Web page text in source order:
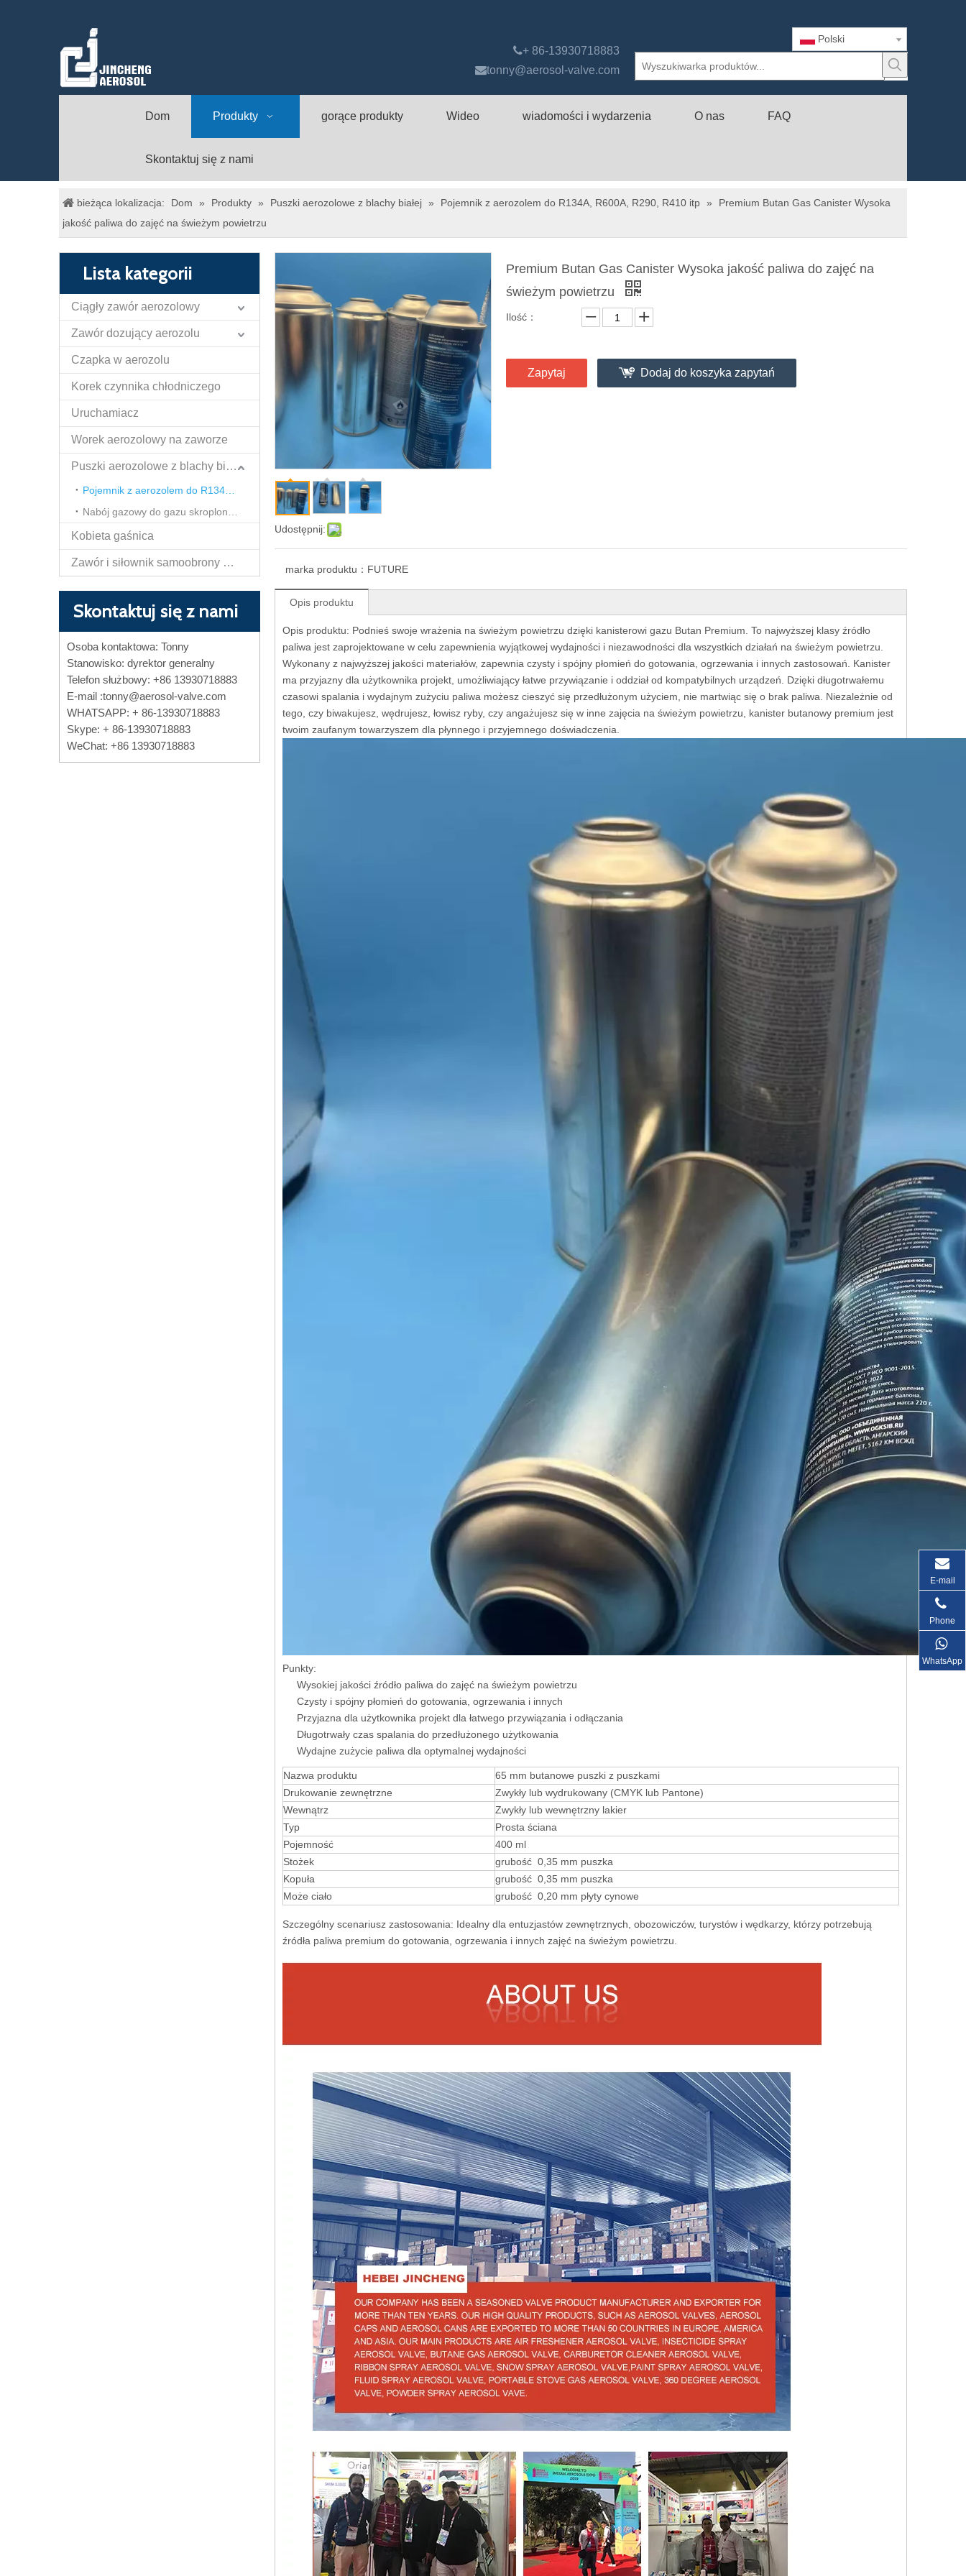
+ 86-13930718883
tonny@aerosol-valve.com
Polski
Dom Produkty gorące produkty Wideo wiadomości i wydarzenia O nas FAQ
Skontaktuj się z nami
bieżąca lokalizacja: Dom » Produkty » Puszki aerozolowe z blachy białej » Pojemnik z aerozolem do R134A, R600A, R290, R410 itp »
Premium Butan Gas Canister Wysoka
jakość paliwa do zajęć na świeżym powietrzu
Lista kategorii
Ciągły zawór aerozolowy
Zawór dozujący aerozolu
Czapka w aerozolu
Korek czynnika chłodniczego
Uruchamiacz
Worek aerozolowy na zaworze
Puszki aerozolowe z blachy białej
Kobieta gaśnica
Zawór i siłownik samoobrony Papper Spray
Skontaktuj się z nami
Osoba kontaktowa: Tonny
Stanowisko: dyrektor generalny
Telefon służbowy: +86 13930718883
E-mail :tonny@aerosol-valve.com
WHATSAPP: + 86-13930718883
Skype: + 86-13930718883
WeChat: +86 13930718883
Udostępnij:
Premium Butan Gas Canister Wysoka jakość paliwa do zajęć na
świeżym powietrzu
Ilość：
Zapytaj Dodaj do koszyka zapytań
marka produktu： FUTURE
Opis produktu
Opis produktu: Podnieś swoje wrażenia na świeżym powietrzu dzięki kanisterowi gazu Butan Premium. To najwyższej klasy źródło
paliwa jest zaprojektowane w celu zapewnienia wyjątkowej wydajności i niezawodności dla wszystkich działań na świeżym powietrzu.
Wykonany z najwyższej jakości materiałów, zapewnia czysty i spójny płomień do gotowania, ogrzewania i innych zastosowań. Kanister
ma przyjazny dla użytkownika projekt, umożliwiający łatwe przywiązanie i oddział od kompatybilnych urządzeń. Dzięki długotrwałemu
czasowi spalania i wydajnym zużyciu paliwa możesz cieszyć się przedłużonym użyciem, nie martwiąc się o brak paliwa. Niezależnie od
tego, czy biwakujesz, wędrujesz, łowisz ryby, czy angażujesz się w inne zajęcia na świeżym powietrzu, kanister butanowy premium jest
twoim zaufanym towarzyszem dla płynnego i przyjemnego doświadczenia.
Punkty:
Wysokiej jakości źródło paliwa do zajęć na świeżym powietrzu
Czysty i spójny płomień do gotowania, ogrzewania i innych
Przyjazna dla użytkownika projekt dla łatwego przywiązania i odłączania
Długotrwały czas spalania do przedłużonego użytkowania
Wydajne zużycie paliwa dla optymalnej wydajności
Nazwa produktu
65 mm butanowe puszki z puszkami
Drukowanie zewnętrzne
Zwykły lub wydrukowany (CMYK lub Pantone)
Wewnątrz
Zwykły lub wewnętrzny lakier
Typ
Prosta ściana
Pojemność
400 ml
Stożek
grubość 0,35 mm puszka
Kopuła
grubość 0,35 mm puszka
Może ciało
grubość 0,20 mm płyty cynowe
Szczególny scenariusz zastosowania: Idealny dla entuzjastów zewnętrznych, obozowiczów, turystów i wędkarzy, którzy potrzebują
źródła paliwa premium do gotowania, ogrzewania i innych zajęć na świeżym powietrzu.
E-mail
Phone
WhatsApp